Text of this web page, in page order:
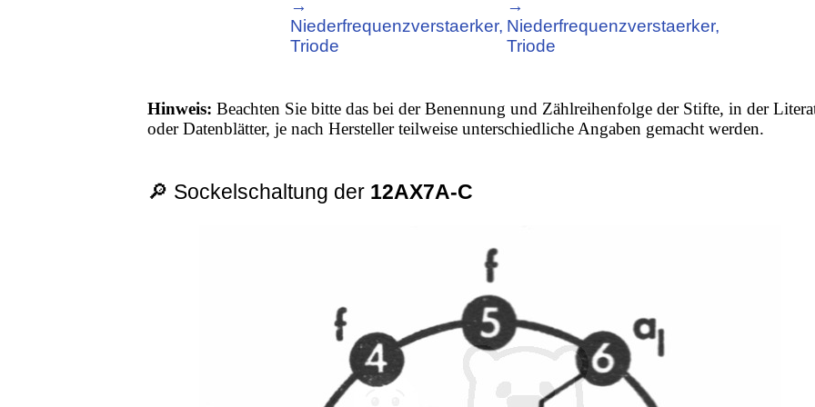
→
Niederfrequenzverstaerker,
Triode
→
Niederfrequenzverstaerker,
Triode
Hinweis: Beachten Sie bitte das bei der Benennung und Zählreihenfolge der Stifte, in der
oder Datenblätter, je nach Hersteller teilweise unterschiedliche Angaben gemacht werden.
🔎 Sockelschaltung der 12AX7A-C